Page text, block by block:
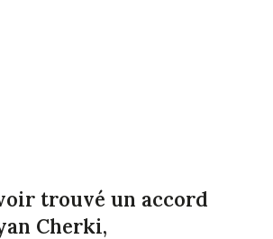
trouvé un accord
Cherki,